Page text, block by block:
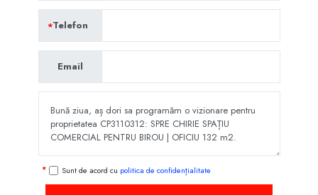
Telefon
Email
Sunt de acord cu politica de confidențialitate